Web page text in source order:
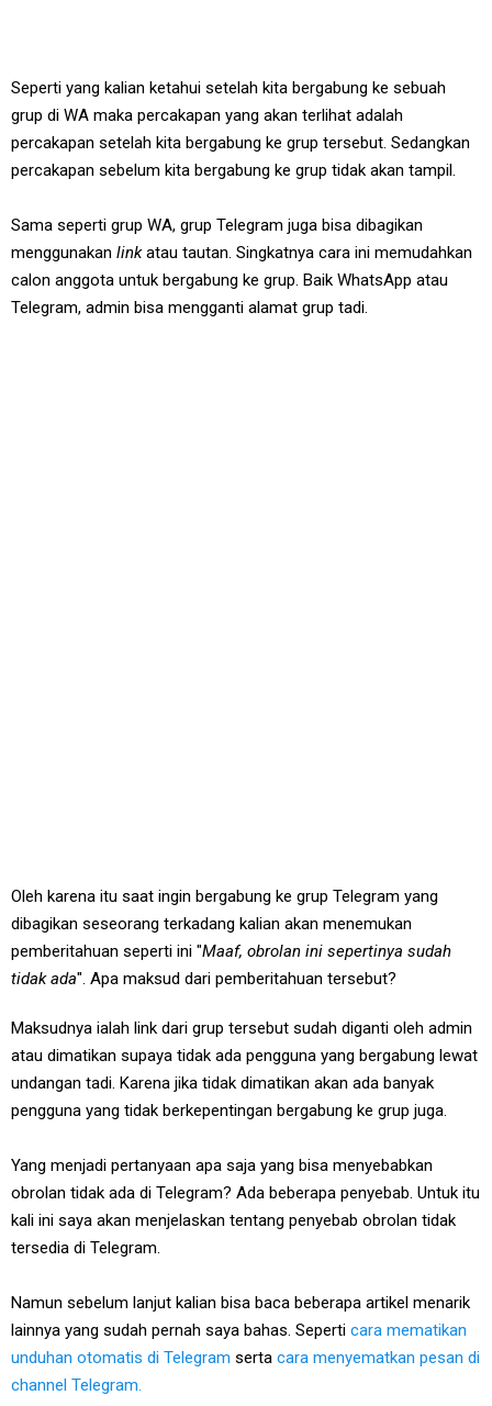
Seperti yang kalian ketahui setelah kita bergabung ke sebuah
grup di WA maka percakapan yang akan terlihat adalah
percakapan setelah kita bergabung ke grup tersebut. Sedangkan
percakapan sebelum kita bergabung ke grup tidak akan tampil.
Sama seperti grup WA, grup Telegram juga bisa dibagikan
menggunakan linkatau tautan. Singkatnya cara ini memudahkan
calon anggota untuk bergabung ke grup. Baik WhatsApp atau
Telegram, admin bisa mengganti alamat grup tadi.
Oleh karena itu saat ingin bergabung ke grup Telegram yang
dibagikan seseorang terkadang kalian akan menemukan
pemberitahuan seperti ini "Maaf, obrolan ini sepertinya sudah
tidak ada". Apa maksud dari pemberitahuan tersebut?
Maksudnya ialah link dari grup tersebut sudah diganti oleh admin
atau dimatikan supaya tidak ada pengguna yang bergabung lewat
undangan tadi. Karena jika tidak dimatikan akan ada banyak
pengguna yang tidak berkepentingan bergabung ke grup juga.
Yang menjadi pertanyaan apa saja yang bisa menyebabkan
obrolan tidak ada di Telegram? Ada beberapa penyebab. Untuk itu
kali ini saya akan menjelaskan tentang penyebab obrolan tidak
tersedia di Telegram.
Namun sebelum lanjut kalian bisa baca beberapa artikel menarik
lainnya yang sudah pernah saya bahas. Seperti cara mematikan
unduhan otomatis di Telegram serta cara menyematkan pesan di
channel Telegram.